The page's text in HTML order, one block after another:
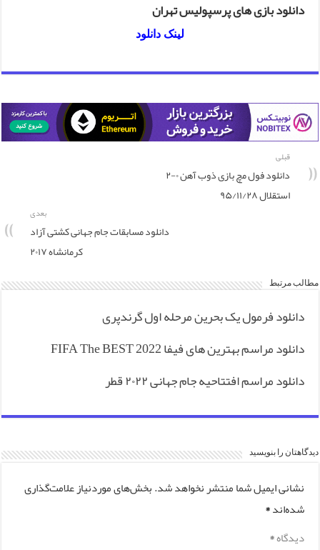
دانلود بازی های پرسپولیس تهران
لینک دانلود
قبلی
دانلود فول مچ بازی ذوب آهن ۰-۲
استقلال ۹۵/۱۱/۲۸
بعدی
دانلود مسابقات جام جهانی کشتی آزاد
کرمانشاه ۲۰۱۷
مطالب مرتبط
دانلود فرمول یک بحرین مرحله اول گرندپری
دانلود مراسم بهترین های فیفا FIFA The BEST 2022
دانلود مراسم افتتاحیه جام جهانی ۲۰۲۲ قطر
دیدگاهتان را بنویسید
نشانی ایمیل شما منتشر نخواهد شد.بخش‌های موردنیاز علامت‌گذاری
شده‌اند*
دیدگاه*